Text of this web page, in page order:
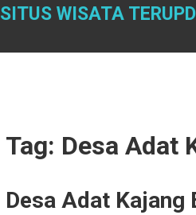
Skip
SITUS WISATA
Tag: Desa Adat
Desa Adat Kajang